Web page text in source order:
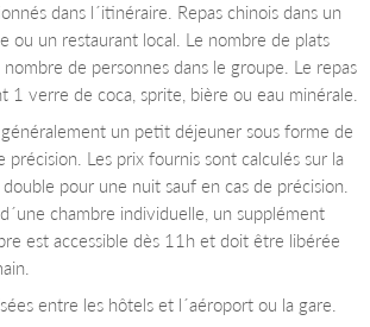
dans l´itinéraire. Repas chinois dans un
ou un restaurant local. Le nombre de plats
de personnes dans le groupe. Le repas
1 verre de coca, sprite, bière ou eau minérale.
un petit déjeuner sous forme de
précision. Les prix fournis sont calculés sur la
pour une nuit sauf en cas de précision.
chambre individuelle, un supplément
est accessible dès 11h et doit être libérée
entre les hôtels et l´aéroport ou la gare.